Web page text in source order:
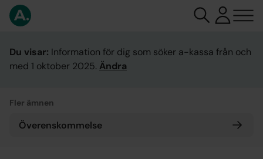
Du visar: Information för dig som söker a-kassa från och
med 1 oktober 2025. Ändra
Fler ämnen
Överenskommelse